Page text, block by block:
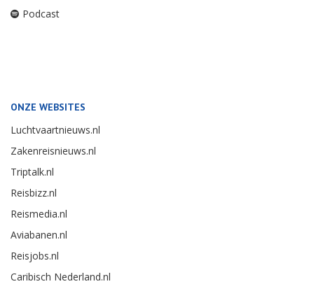
Podcast
ONZE WEBSITES
Luchtvaartnieuws.nl
Zakenreisnieuws.nl
Triptalk.nl
Reisbizz.nl
Reismedia.nl
Aviabanen.nl
Reisjobs.nl
Caribisch Nederland.nl